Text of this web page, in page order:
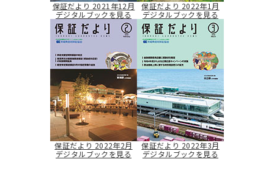
保証だより 2021年12月
デジタルブックを見る
保証だより 2022年1月
デジタルブックを見る
保証だより 2022年2月
デジタルブックを見る
保証だより 2022年3月
デジタルブックを見る